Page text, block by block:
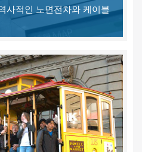
사적인 노면전차와 케이블